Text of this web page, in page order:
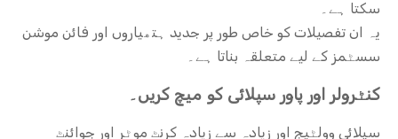
سکتا ہے۔
یہ ان تفصیلات کو خاص طور پر جدید ہتھیاروں اور فائن موشن
سسٹمز کے لیے متعلقہ بناتا ہے۔
کنٹرولر اور پاور سپلائی کو میچ کریں۔
سپلائی وولٹیج اور زیادہ سے زیادہ کرنٹ موٹر اور جوائنٹ